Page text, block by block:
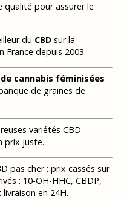
qualité pour assurer le
du CBDsur la
France depuis 2003.
cannabis féminisées
de graines de
variétés CBD
prix juste.
pas cher : prix cassés sur
: 10-OH-HHC, CBDP,
en 24H.